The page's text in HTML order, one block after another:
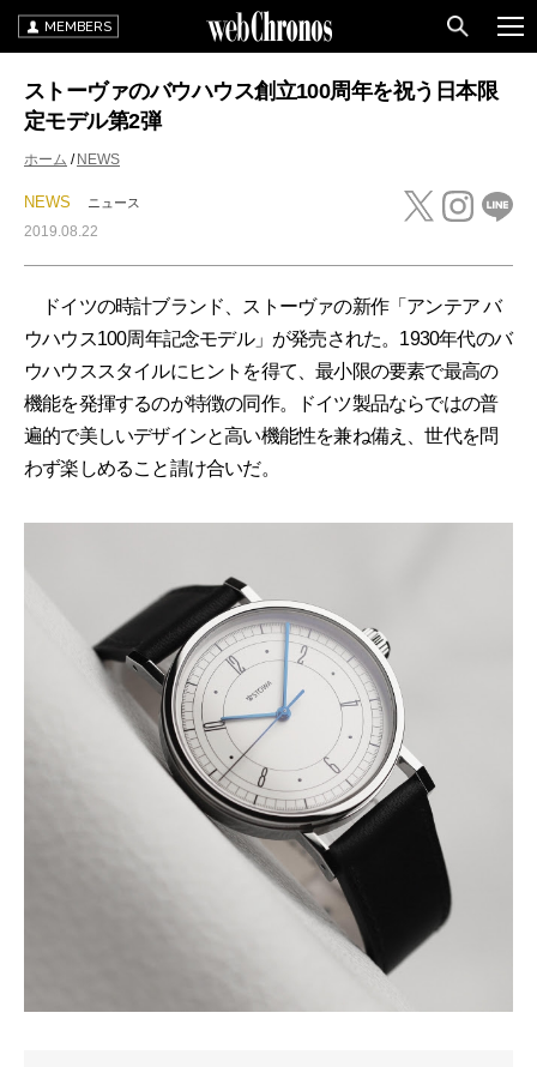
MEMBERS
ストーヴァのバウハウス創立100周年を祝う日本限
定モデル第2弾
ホーム NEWS
NEWS ニュース
2019.08.22
ドイツの時計ブランド、ストーヴァの新作「アンテア バ
ウハウス100周年記念モデル」が発売された。1930年代のバ
ウハウススタイルにヒントを得て、最小限の要素で最高の
機能を発揮するのが特徴の同作。ドイツ製品ならではの普
遍的で美しいデザインと高い機能性を兼ね備え、世代を問
わず楽しめること請け合いだ。